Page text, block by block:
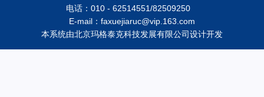
电话：010 - 62514551/82509250
E-mail：faxuejiaruc@vip.163.com
本系统由北京玛格泰克科技发展有限公司设计开发